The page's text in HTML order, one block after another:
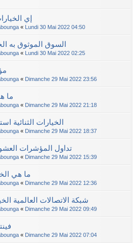
إي
« Lundi 30 Mai 2022 04:50
السوق الموثوق به
« Lundi 30 Mai 2022 02:25
« Dimanche 29 Mai 2022 23:56
ما
« Dimanche 29 Mai 2022 21:18
الخيارات الثنائية
« Dimanche 29 Mai 2022 18:37
تداول المؤشرات
« Dimanche 29 Mai 2022 15:39
ما هي
« Dimanche 29 Mai 2022 12:36
شبكة الاتصالات العالمية
« Dimanche 29 Mai 2022 09:49
« Dimanche 29 Mai 2022 07:04